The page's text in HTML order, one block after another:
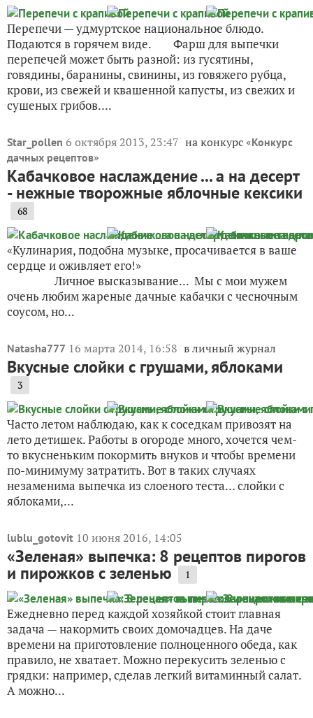
Перепечи — удмуртское национальное блюдо.
Подаются в горячем виде. Фарш для выпечки
перепечей может быть разной: из гусятины,
говядины, баранины, свинины, из говяжего рубца,
крови, из свежей и квашенной капусты, из свежих и
сушеных грибов....
Star_pollen 6 октября 2013, 23:47 на конкурс «Конкурс
дачных рецептов»
Кабачковое наслаждение ... а на десерт
- нежные творожные яблочные кексики
68
«Кулинария, подобна музыке, просачивается в ваше
сердце и оживляет его!»
Личное высказывание... Мы с мои мужем
очень любим жареные дачные кабачки с чесночным
соусом, но...
Natasha777 16 марта 2014, 16:58 в личный журнал
Вкусные слойки с грушами, яблоками
3
Часто летом наблюдаю, как к соседкам привозят на
лето детишек. Работы в огороде много, хочется чем-
то вкусненьким покормить внуков и чтобы времени
по-минимуму затратить. Вот в таких случаях
незаменима выпечка из слоеного теста… слойки с
яблоками,...
lublu_gotovit 10 июня 2016, 14:05
«Зеленая» выпечка: 8 рецептов пирогов
и пирожков с зеленью 1
Ежедневно перед каждой хозяйкой стоит главная
задача — накормить своих домочадцев. На даче
времени на приготовление полноценного обеда, как
правило, не хватает. Можно перекусить зеленью с
грядки: например, сделав легкий витаминный салат.
А можно...